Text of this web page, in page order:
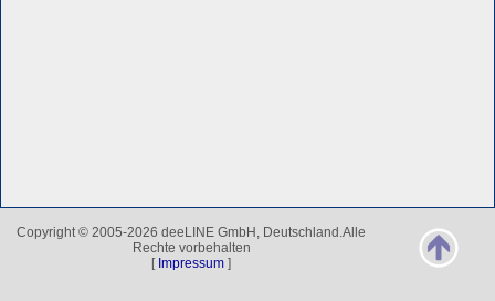
Copyright © 2005-2026 deeLINE GmbH, Deutschland.Alle
Rechte vorbehalten
[ Impressum ]